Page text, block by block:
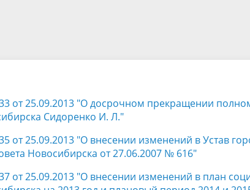
службы
фактах коррупции
от 25.09.2013 "О досрочном прекращении
Сидоренко И. Л."
от 25.09.2013 "О внесении изменений в Устав
Новосибирска от 27.06.2007 № 616"
от 25.09.2013 "О внесении изменений в план